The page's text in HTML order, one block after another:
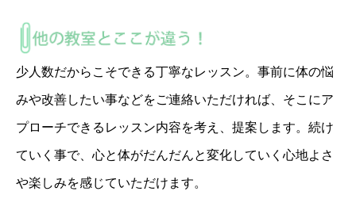
少人数だからこそできる丁寧なレッスン。事前に体の悩
みや改善したい事などをご連絡いただければ、そこにア
プローチできるレッスン内容を考え、提案します。続け
ていく事で、心と体がだんだんと変化していく心地よさ
や楽しみを感じていただけます。